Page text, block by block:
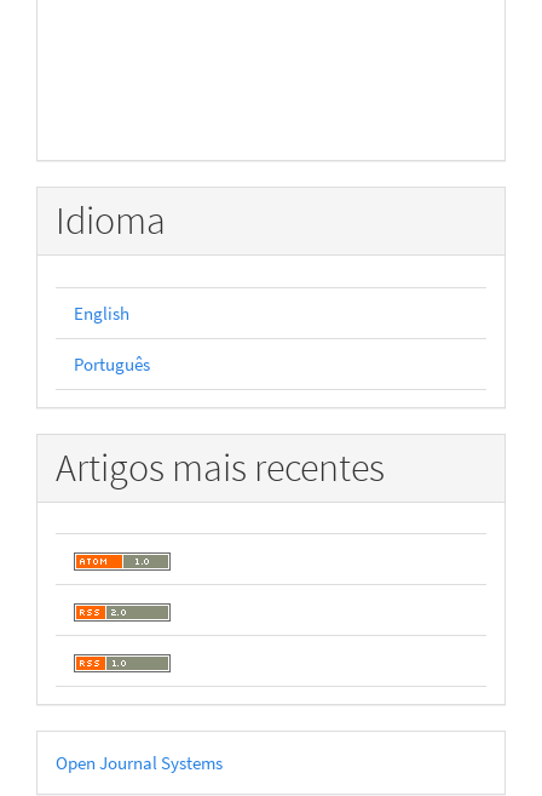
Idioma
English
Português
Artigos mais recentes
Desenvolvido
Open Journal Systems